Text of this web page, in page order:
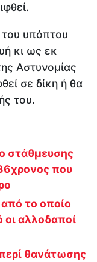
υπόπτου
κι ως εκ
Αστυνομίας
σε δίκη ή θα
του.
στάθμευσης
που
το οποίο
αλλοδαποί
θανάτωσης